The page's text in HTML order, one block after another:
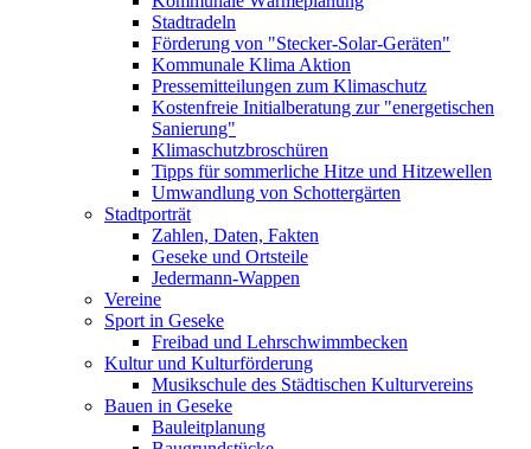
Stadtradeln
Förderung von "Stecker-Solar-Geräten"
Kommunale Klima Aktion
Pressemitteilungen zum Klimaschutz
Kostenfreie Initialberatung zur "energetischen
Sanierung"
Klimaschutzbroschüren
Tipps für sommerliche Hitze und Hitzewellen
Umwandlung von Schottergärten
Stadtporträt
Zahlen, Daten, Fakten
Geseke und Ortsteile
Jedermann-Wappen
Vereine
Sport in Geseke
Freibad und Lehrschwimmbecken
Kultur und Kulturförderung
Musikschule des Städtischen Kulturvereins
Bauen in Geseke
Bauleitplanung